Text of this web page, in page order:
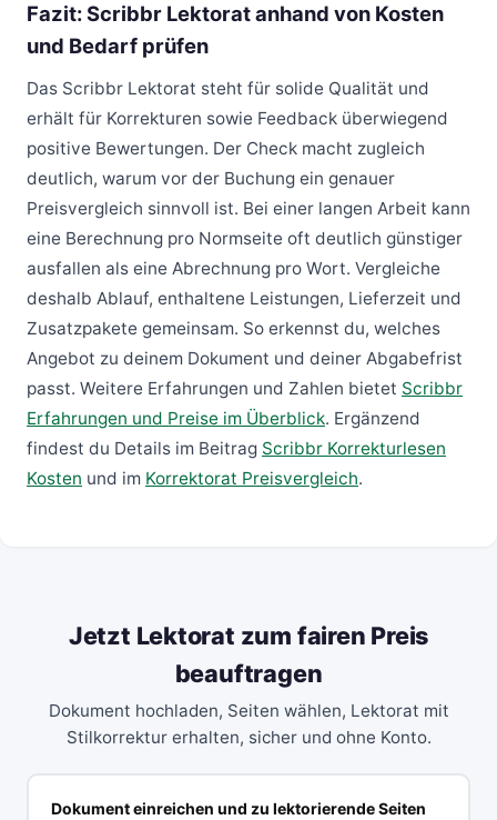
Fazit: Scribbr Lektorat anhand von Kosten
und Bedarf prüfen
Das Scribbr Lektorat steht für solide Qualität und
erhält für Korrekturen sowie Feedback überwiegend
positive Bewertungen. Der Check macht zugleich
deutlich, warum vor der Buchung ein genauer
Preisvergleich sinnvoll ist. Bei einer langen Arbeit kann
eine Berechnung pro Normseite oft deutlich günstiger
ausfallen als eine Abrechnung pro Wort. Vergleiche
deshalb Ablauf, enthaltene Leistungen, Lieferzeit und
Zusatzpakete gemeinsam. So erkennst du, welches
Angebot zu deinem Dokument und deiner Abgabefrist
passt. Weitere Erfahrungen und Zahlen bietet Scribbr
Erfahrungen und Preise im Überblick. Ergänzend
findest du Details im Beitrag Scribbr Korrekturlesen
Kosten und im Korrektorat Preisvergleich.
Jetzt Lektorat zum fairen Preis
beauftragen
Dokument hochladen, Seiten wählen, Lektorat mit
Stilkorrektur erhalten, sicher und ohne Konto.
Dokument einreichen und zu lektorierende Seiten